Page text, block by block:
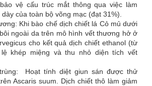
vệ cấu trúc mắt thông qua việc làm
của toàn bộ võng mạc (đạt 31%).
Khi bào chế dịch chiết lá Cỏ mủ dưới
ngoài da trên mô hình vết thương hở ở
cho kết quả dịch chiết ethanol (từ
khép miệng và thu nhỏ diện tích vết
Hoạt tính diệt giun sán được thử
Ascaris suum. Dịch chiết thô làm giảm